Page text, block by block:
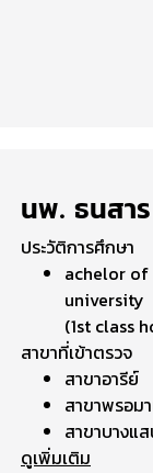
นพ. ธนสา
ประวัติการศึกษา
achelor of
university
(1st class
สาขาที่เข้าตรวจ
สาขาอารีย์
สาขาพรอม
สาขาบางแ
ดูเพิ่มเติม